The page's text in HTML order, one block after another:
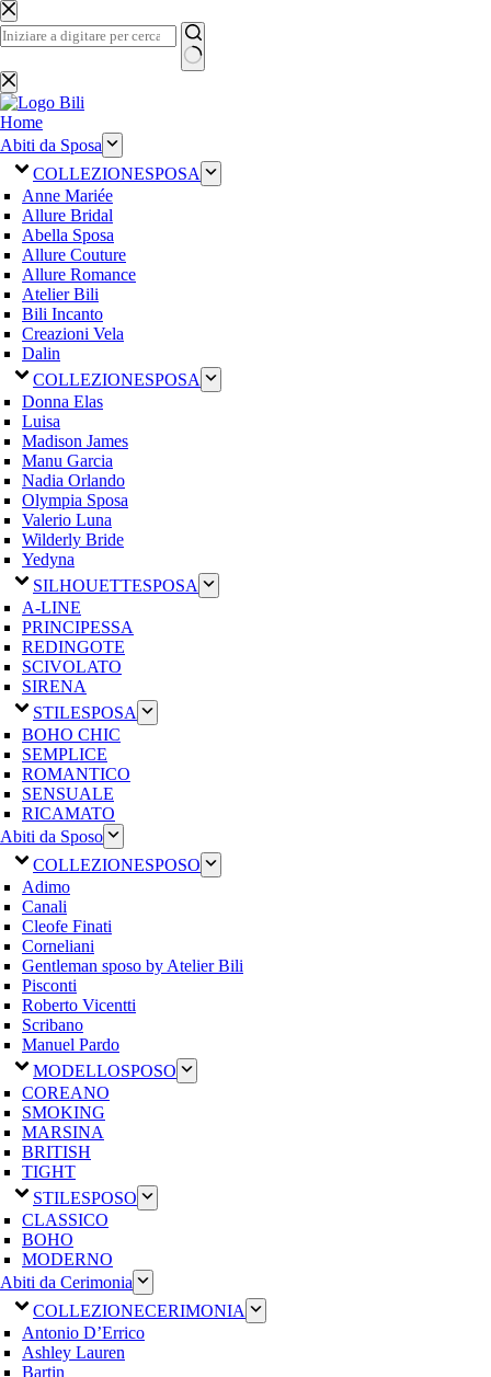
Salta
al
contenuto
Nessun
risultato
Home
Abiti da Sposa
COLLEZIONESPOSA
Anne Mariée
Allure Bridal
Abella Sposa
Allure Couture
Allure Romance
Atelier Bili
Bili Incanto
Creazioni Vela
Dalin
COLLEZIONESPOSA
Donna Elas
Luisa
Madison James
Manu Garcia
Nadia Orlando
Olympia Sposa
Valerio Luna
Wilderly Bride
Yedyna
SILHOUETTESPOSA
A-LINE
PRINCIPESSA
REDINGOTE
SCIVOLATO
SIRENA
STILESPOSA
BOHO CHIC
SEMPLICE
ROMANTICO
SENSUALE
RICAMATO
Abiti da Sposo
COLLEZIONESPOSO
Adimo
Canali
Cleofe Finati
Corneliani
Gentleman sposo by Atelier Bili
Pisconti
Roberto Vicentti
Scribano
Manuel Pardo
MODELLOSPOSO
COREANO
SMOKING
MARSINA
BRITISH
TIGHT
STILESPOSO
CLASSICO
BOHO
MODERNO
Abiti da Cerimonia
COLLEZIONECERIMONIA
Antonio D’Errico
Ashley Lauren
Bartin